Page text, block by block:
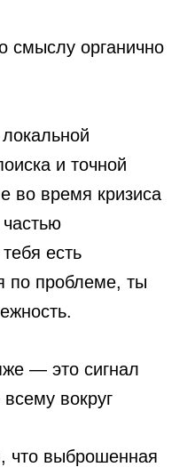
смыслу органично
и точной
во время кризиса
частью
есть
по проблеме, ты
— это сигнал
вокруг
что выброшенная